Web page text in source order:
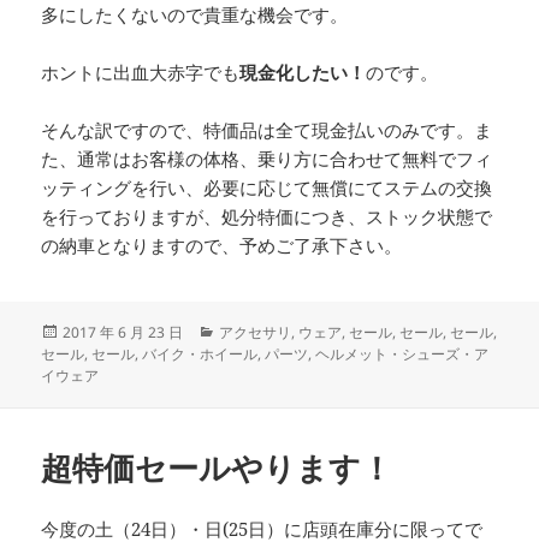
多にしたくないので貴重な機会です。
ホントに出血大赤字でも現金化したい！のです。
そんな訳ですので、特価品は全て現金払いのみです。ま
た、通常はお客様の体格、乗り方に合わせて無料でフィ
ッティングを行い、必要に応じて無償にてステムの交換
を行っておりますが、処分特価につき、ストック状態で
の納車となりますので、予めご了承下さい。
投
稿
日:
2017 年 6 月 23 日
カ
テ
アクセサリ , ウェア, セール, セール, セール,
セール, セール,バイク・ホイール,パーツ,ヘルメット・シューズ・ア
イウェア
超特価セールやります！
今度の土（24日）・日(25日）に店頭在庫分に限ってで